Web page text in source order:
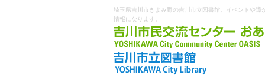
埼玉県吉川市きよみ野の吉川市立図書館。イベントや
情報になります。